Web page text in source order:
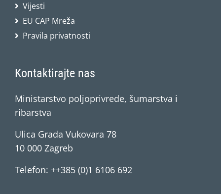
Vijesti
EU CAP Mreža
Pravila privatnosti
Kontaktirajte nas
Ministarstvo poljoprivrede, šumarstva i
ribarstva
Ulica Grada Vukovara 78
10 000 Zagreb
Telefon: ++385 (0)1 6106 692